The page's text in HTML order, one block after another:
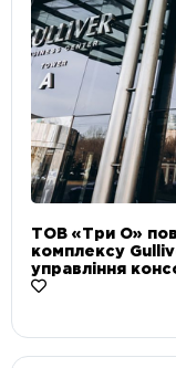
ТОВ «Три О»
комплексу
управління